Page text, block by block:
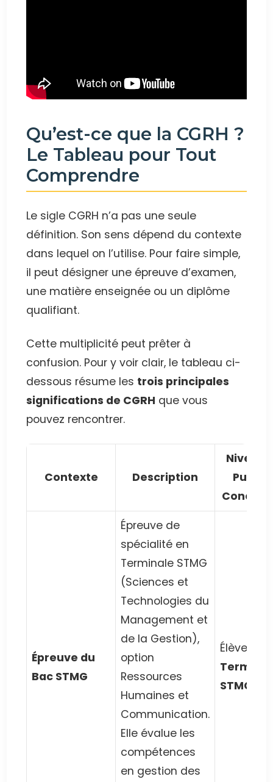
Qu’est-ce que la CGRH ?
Le Tableau pour Tout
Comprendre
Le sigle CGRH n’a pas une seule
définition. Son sens dépend du contexte
dans lequel on l’utilise. Pour faire simple,
il peut désigner une épreuve d’examen,
une matière enseignée ou un diplôme
qualifiant.
Cette multiplicité peut prêter à
confusion. Pour y voir clair, le tableau ci-
dessous résume les trois principales
significations de CGRH que vous
pouvez rencontrer.
Contexte Description
Niveau /
Public
Épreuve du
Bac STMG
Épreuve de
spécialité en
Terminale STMG
(Sciences et
Technologies du
Management et
de la Gestion),
option
Ressources
Humaines et
Communication.
Elle évalue les
compétences
en gestion des
Élèves de
STMG